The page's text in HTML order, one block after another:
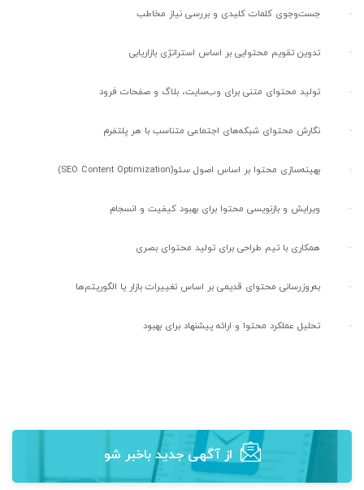
· جست‌وجوی کلمات کلیدی و بررسی نیاز مخاطب
· تدوین تقویم محتوایی بر اساس استراتژی بازاریابی
· تولید محتوای متنی برای وب‌سایت، بلاگ و صفحات فرود
· نگارش محتوای شبکه‌های اجتماعی متناسب با هر پلتفرم
· بهینه‌سازی محتوا بر اساس اصول سئو(SEO Content Optimization)
· ویرایش و بازنویسی محتوا برای بهبود کیفیت و انسجام
· همکاری با تیم طراحی برای تولید محتوای بصری
· به‌روزرسانی محتوای قدیمی بر اساس تغییرات بازار یا الگوریتم‌ها
· تحلیل عملکرد محتوا و ارائه پیشنهاد برای بهبود
از آگهی‌ جدید باخبر شو